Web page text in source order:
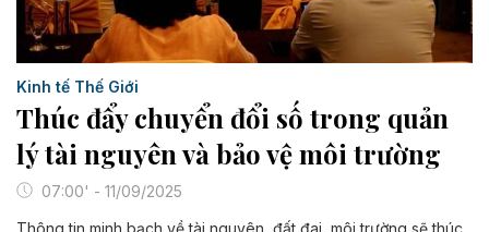
Kinh tế Thế Giới
Thúc đẩy chuyển đổi số trong quản
lý tài nguyên và bảo vệ môi trường
07:00' - 11/09/2025
Thông tin minh bạch về tài nguyên, đất đai, môi trường sẽ thúc